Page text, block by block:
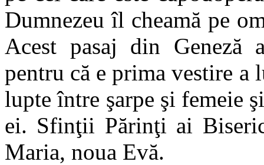
Dumnezeu îl cheamă pe
Acest pasaj din Geneză
pentru că e prima vestire a
lupte între şarpe şi femeie
ei. Sfinţii Părinţi ai
Maria, noua Evă.